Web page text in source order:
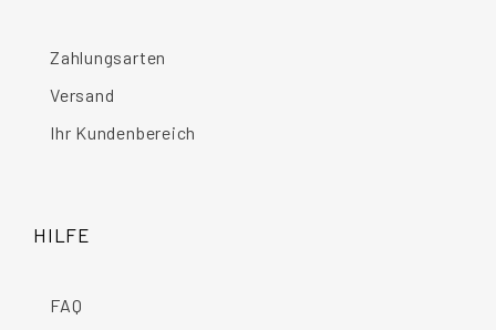
Zahlungsarten
Versand
Ihr Kundenbereich
HILFE
FAQ